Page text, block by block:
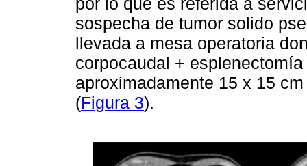
sospecha de tumor solido
llevada a mesa operatoria
corpocaudal +
aproximadamente 15 x 15
(Figura 3).